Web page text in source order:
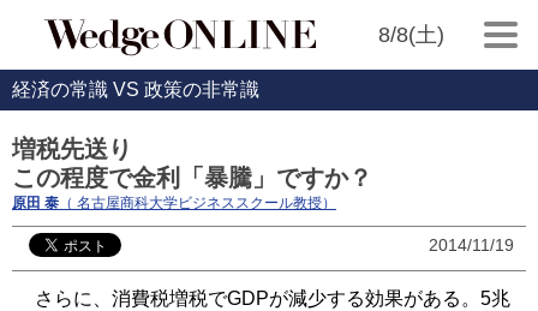
8/8(土)
経済の常識 VS 政策の非常識
増税先送り
この程度で金利「暴騰」ですか？
原田 泰 （ 名古屋商科大学ビジネススクール教授）
2014/11/19
さらに、消費税増税でGDPが減少する効果がある。5兆